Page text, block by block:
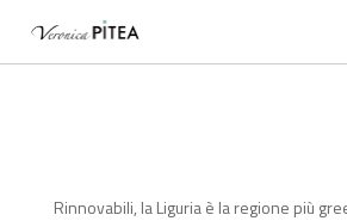
Rinnovabili, la Liguria è la regione più